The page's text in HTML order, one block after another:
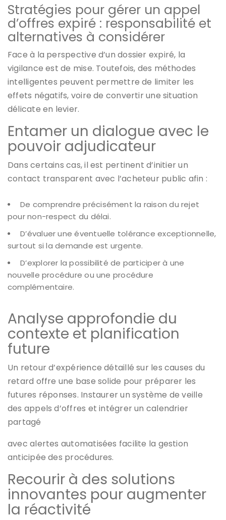
Stratégies pour gérer un appel
d’offres expiré : responsabilité et
alternatives à considérer
Face à la perspective d’un dossier expiré, la
vigilance est de mise. Toutefois, des méthodes
intelligentes peuvent permettre de limiter les
effets négatifs, voire de convertir une situation
délicate en levier.
Entamer un dialogue avec le
pouvoir adjudicateur
Dans certains cas, il est pertinent d’initier un
contact transparent avec l’acheteur public afin :
De comprendre précisément la raison du rejet
pour non-respect du délai.
D’évaluer une éventuelle tolérance exceptionnelle,
surtout si la demande est urgente.
D’explorer la possibilité de participer à une
nouvelle procédure ou une procédure
complémentaire.
Analyse approfondie du
contexte et planification
future
Un retour d’expérience détaillé sur les causes du
retard offre une base solide pour préparer les
futures réponses. Instaurer un système de veille
des appels d’offres et intégrer un calendrier
partagé
avec alertes automatisées facilite la gestion
anticipée des procédures.
Recourir à des solutions
innovantes pour augmenter
la réactivité